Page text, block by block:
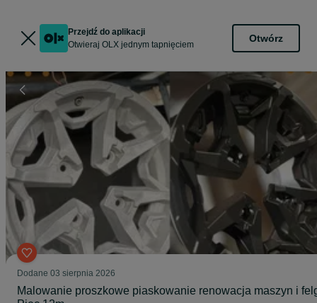
Przejdź do aplikacji
Otwieraj OLX jednym tapnięciem
Otwórz
Dodane 03 sierpnia 2026
Malowanie proszkowe piaskowanie renowacja maszyn i